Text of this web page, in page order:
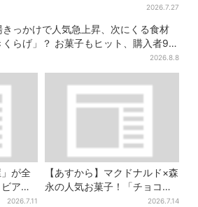
2026.7.27
きっかけで人気急上昇、次にくる食材
くらげ」？ お菓子もヒット、購入者9割
2026.8.8
」が全
ア・
グル
2026.7.11
【あすから】マクドナルド×森
永の人気お菓子！「チョコボ
ール」「ミルクキャラメル」
2026.7.14